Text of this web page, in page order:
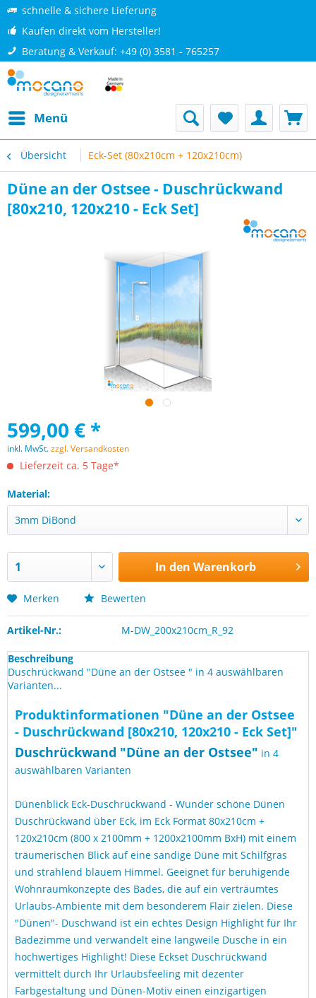
schnelle & sichere Lieferung
Kaufen direkt vom Hersteller!
Beratung & Verkauf: +49 (0) 3581 - 765257
Menü
Übersicht Eck-Set (80x210cm + 120x210cm)
Düne an der Ostsee - Duschrückwand
[80x210, 120x210 - Eck Set]
599,00 € *
inkl. MwSt.zzgl. Versandkosten
Lieferzeit ca. 5 Tage*
Material:
In den Warenkorb
Merken Bewerten
Artikel-Nr.: M-DW_200x210cm_R_92
Beschreibung
Duschrückwand "Düne an der Ostsee " in 4 auswählbaren
Varianten...
Produktinformationen "Düne an der Ostsee
- Duschrückwand [80x210, 120x210 - Eck Set]"
Duschrückwand "Düne an der Ostsee" in 4
auswählbaren Varianten
Dünenblick Eck-Duschrückwand - Wunder schöne Dünen
Duschrückwand über Eck, im Eck Format 80x210cm +
120x210cm (800 x 2100mm + 1200x2100mm BxH) mit einem
träumerischen Blick auf eine sandige Düne mit Schilfgras
und strahlend blauem Himmel. Geeignet für beruhigende
Wohnraumkonzepte des Bades, die auf ein verträumtes
Urlaubs-Ambiente mit dem besonderem Flair zielen. Diese
"Dünen"- Duschwand ist ein echtes Design Highlight für Ihr
Badezimme und verwandelt eine langweile Dusche in ein
hochwertiges Highlight! Diese Eckset Duschrückwand
vermittelt durch Ihr Urlaubsfeeling mit dezenter
Farbgestaltung und Dünen-Motiv einen einzigartigen